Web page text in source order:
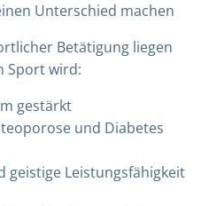
Unterschied machen
Betätigung liegen
Sport wird:
gestärkt
und Diabetes
geistige Leistungsfähigkeit